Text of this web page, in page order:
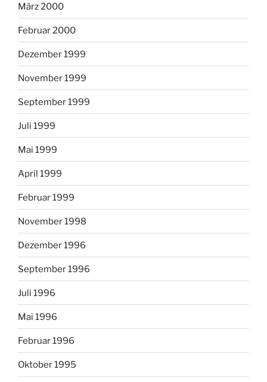
März 2000
Februar 2000
Dezember 1999
November 1999
September 1999
Juli 1999
Mai 1999
April 1999
Februar 1999
November 1998
Dezember 1996
September 1996
Juli 1996
Mai 1996
Februar 1996
Oktober 1995